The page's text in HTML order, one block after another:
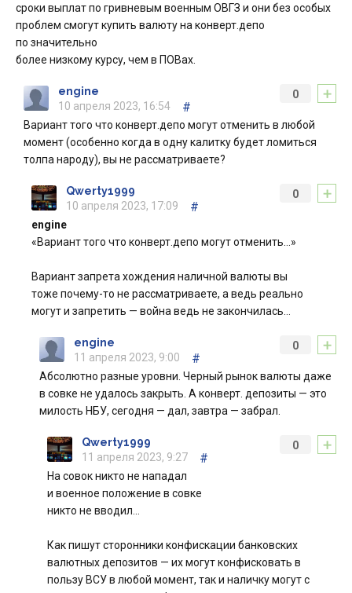
сроки выплат по гривневым военным ОВГЗ и они без особых
проблем смогут купить валюту на конверт.депо
по значительно
более низкому курсу, чем в ПОВах.
+
0
engine
10 апреля 2023, 16:54
#
Вариант того что конверт.депо могут отменить в любой
момент (особенно когда в одну калитку будет ломиться
толпа народу), вы не рассматриваете?
+
0
Qwerty1999
10 апреля 2023, 17:09
#
engine
«Вариант того что конверт.депо могут отменить…»
Вариант запрета хождения наличной валюты вы
тоже почему-то не рассматриваете, а ведь реально
могут и запретить — война ведь не закончилась…
+
0
engine
11 апреля 2023, 9:00
#
Абсолютно разные уровни. Черный рынок валюты даже
в совке не удалось закрыть. А конверт. депозиты — это
милость НБУ, сегодня — дал, завтра — забрал.
+
0
Qwerty1999
11 апреля 2023, 9:27
#
На совок никто не нападал
и военное положение в совке
никто не вводил…
Как пишут сторонники конфискации банковских
валютных депозитов — их могут конфисковать в
пользу ВСУ в любой момент, так и наличку могут с